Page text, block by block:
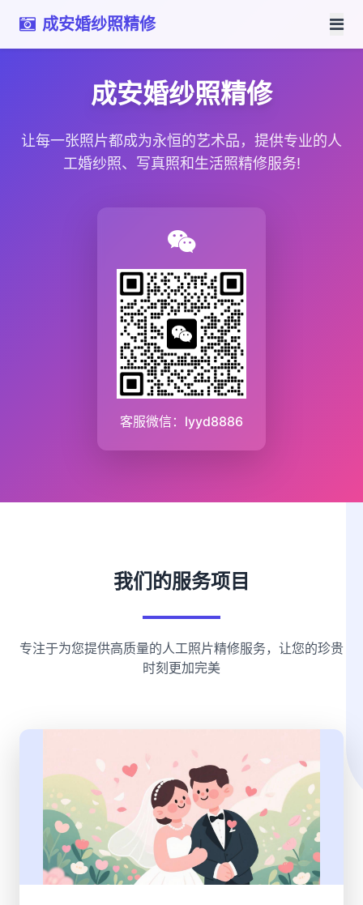
成安婚纱照精修
成安婚纱照精修
让每一张照片都成为永恒的艺术品，提供专业的人
工婚纱照、写真照和生活照精修服务!
客服微信：lyyd8886
我们的服务项目
专注于为您提供高质量的人工照片精修服务，让您的珍贵
时刻更加完美